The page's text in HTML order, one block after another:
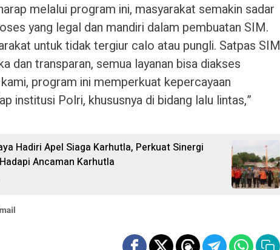
melalui program ini, masyarakat semakin sadar
yang legal dan mandiri dalam pembuatan SIM.
untuk tidak tergiur calo atau pungli. Satpas SIM
dan transparan, semua layanan bisa diakses
program ini memperkuat kepercayaan
institusi Polri, khususnya di bidang lalu lintas,”
Hadiri Apel Siaga Karhutla, Perkuat Sinergi
Ancaman Karhutla